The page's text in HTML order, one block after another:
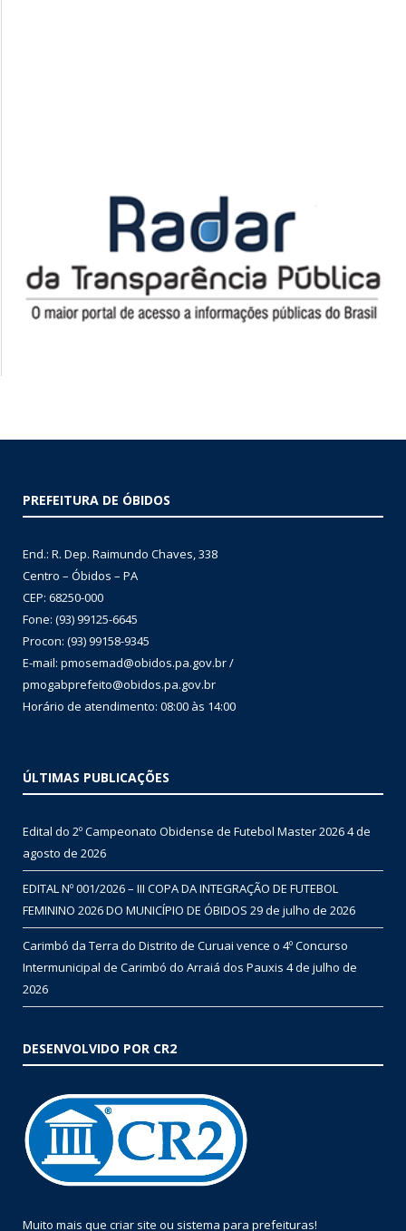
PREFEITURA DE ÓBIDOS
End.: R. Dep. Raimundo Chaves, 338
Centro – Óbidos – PA
CEP: 68250-000
Fone: (93) 99125-6645
Procon: (93) 99158-9345
E-mail: pmosemad@obidos.pa.gov.br /
pmogabprefeito@obidos.pa.gov.br
Horário de atendimento: 08:00 às 14:00
ÚLTIMAS PUBLICAÇÕES
Edital do 2º Campeonato Obidense de Futebol Master 20264 de
agosto de 2026
EDITAL Nº 001/2026 – III COPA DA INTEGRAÇÃO DE FUTEBOL
FEMININO 2026 DO MUNICÍPIO DE ÓBIDOS 29 de julho de 2026
Carimbó da Terra do Distrito de Curuai vence o 4º Concurso
Intermunicipal de Carimbó do Arraiá dos Pauxis 4 de julho de
2026
DESENVOLVIDO POR CR2
Muito mais que criar site ou sistema para prefeituras!